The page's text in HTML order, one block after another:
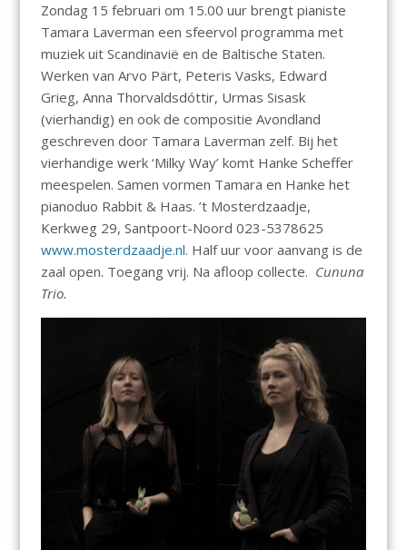
Zondag 15 februari om 15.00 uur brengt pianiste
Tamara Laverman een sfeervol programma met
muziek uit Scandinavië en de Baltische Staten.
Werken van Arvo Pärt, Peteris Vasks, Edward
Grieg, Anna Thorvaldsdóttir, Urmas Sisask
(vierhandig) en ook de compositie Avondland
geschreven door Tamara Laverman zelf. Bij het
vierhandige werk ‘Milky Way’ komt Hanke Scheffer
meespelen. Samen vormen Tamara en Hanke het
pianoduo Rabbit & Haas. ’t Mosterdzaadje,
Kerkweg 29, Santpoort-Noord 023-5378625
www.mosterdzaadje.nl. Half uur voor aanvang is de
zaal open. Toegang vrij. Na afloop collecte. Cununa
Trio.